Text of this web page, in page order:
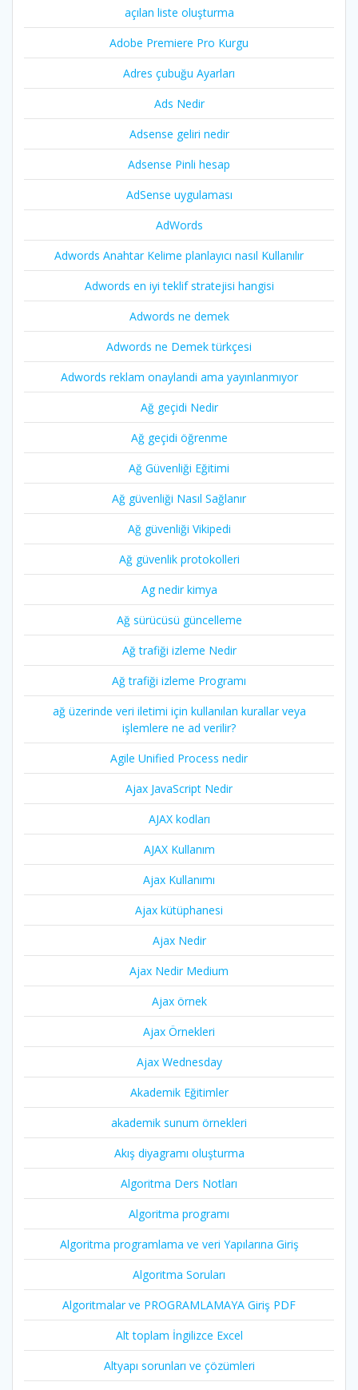
açılan liste oluşturma
Adobe Premiere Pro Kurgu
Adres çubuğu Ayarları
Ads Nedir
Adsense geliri nedir
Adsense Pinli hesap
AdSense uygulaması
AdWords
Adwords Anahtar Kelime planlayıcı nasıl Kullanılır
Adwords en iyi teklif stratejisi hangisi
Adwords ne demek
Adwords ne Demek türkçesi
Adwords reklam onaylandi ama yayınlanmıyor
Ağ geçidi Nedir
Ağ geçidi öğrenme
Ağ Güvenliği Eğitimi
Ağ güvenliği Nasıl Sağlanır
Ağ güvenliği Vikipedi
Ağ güvenlik protokolleri
Ag nedir kimya
Ağ sürücüsü güncelleme
Ağ trafiği izleme Nedir
Ağ trafiği izleme Programı
ağ üzerinde veri iletimi için kullanılan kurallar veya
işlemlere ne ad verilir?
Agile Unified Process nedir
Ajax JavaScript Nedir
AJAX kodları
AJAX Kullanım
Ajax Kullanımı
Ajax kütüphanesi
Ajax Nedir
Ajax Nedir Medium
Ajax örnek
Ajax Örnekleri
Ajax Wednesday
Akademik Eğitimler
akademik sunum örnekleri
Akış diyagramı oluşturma
Algoritma Ders Notları
Algoritma programı
Algoritma programlama ve veri Yapılarına Giriş
Algoritma Soruları
Algoritmalar ve PROGRAMLAMAYA Giriş PDF
Alt toplam İngilizce Excel
Altyapı sorunları ve çözümleri